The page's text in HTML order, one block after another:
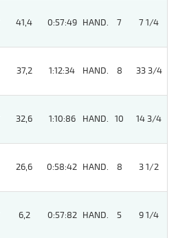
41,4 0:57:49 HAND. 7 7 1/4
37,2 1:12:34 HAND. 8 33 3/4
32,6 1:10:86 HAND. 10 14 3/4
26,6 0:58:42 HAND. 8 3 1/2
6,2 0:57:82 HAND. 5 9 1/4